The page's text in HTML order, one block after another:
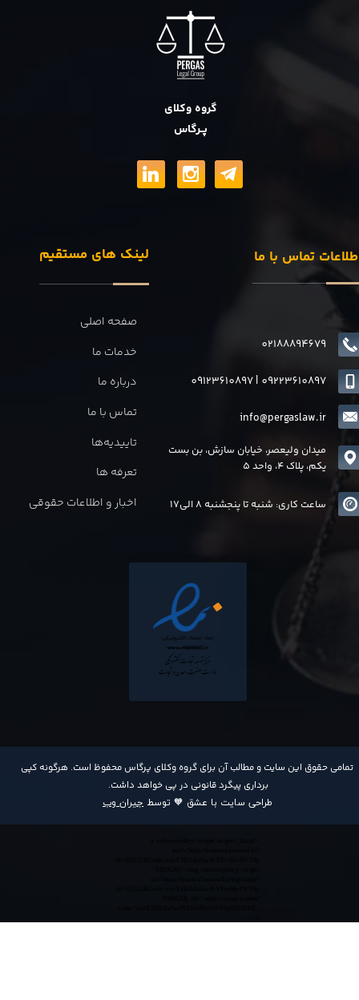
​تمامی حقوق این سایت و مطالب آن برای گروه وکلای پرگاس محفوظ است. هرگونه کپی
برداری پیگرد قانونی در پی خواهد داشت​​​​​​​.
طراحی سایت با عشق 🧡 توسط جیران وب
گروه وکلای
پــرگاس
لینک های مستقیم
صفحه اصلی
خدمات ما
درباره ما
تماس با ما
تاییدیه‌ها
تعرفه ها
اخبار و اطلاعات حقوقی
تماس با ما
02188894679
info@pergaslaw.ir
09123610897| 09223610897
میدان ولیعصر، خیابان سازش، بن بست
یکم، پلاک 4، واحد 5
ساعت کاری: شنبه تا پنجشنبه 8 الی17